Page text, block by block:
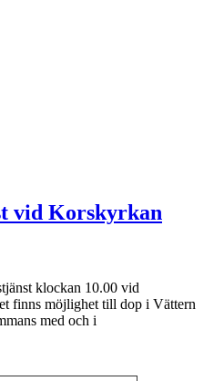
vid Korskyrkan
klockan 10.00 vid
finns möjlighet till dop i Vättern
med och i